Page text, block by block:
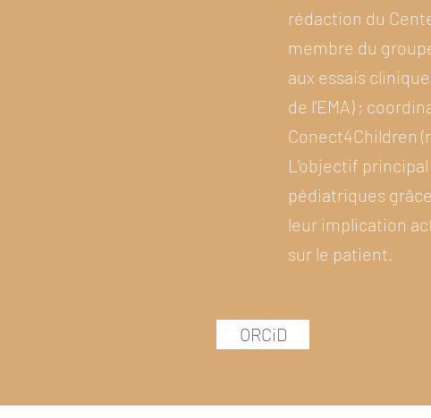
rédaction du
membre du
aux essais
de l'EMA) ;
Conect4Children
L'objectif
pédiatriques
leur implication
sur le patient.
ORCiD